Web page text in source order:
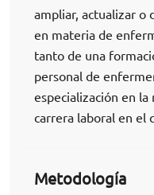
ampliar, actualizar o
en materia de
tanto de una
personal de
especialización en la
carrera laboral en el
Metodología